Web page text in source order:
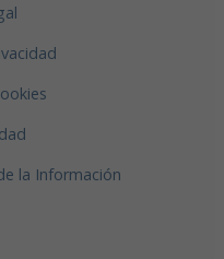
la Información